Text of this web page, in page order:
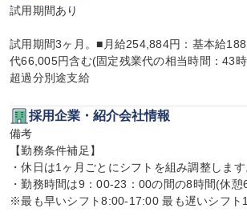
試用期間あり
試用期間3ヶ月。■月給254,884円：基本給
代66,005円含む(固定残業代の相当時間：43
超過分別途支給
採用企業・紹介会社情報
備考
【勤務条件補足】
・休日は1ヶ月ごとにシフトを組み調整します
・勤務時間は9：00-23：00の間の8時間(休憩
※最も早いシフト8:00-17:00 最も遅いシフト